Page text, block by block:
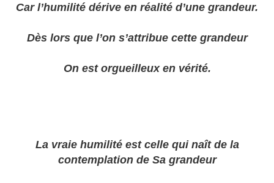
Car l’humilité dérive en réalité d’une grandeur.
Dès lors que l’on s’attribue cette grandeur
On est orgueilleux en vérité.
La vraie humilité est celle qui naît de la
contemplation de Sa grandeur